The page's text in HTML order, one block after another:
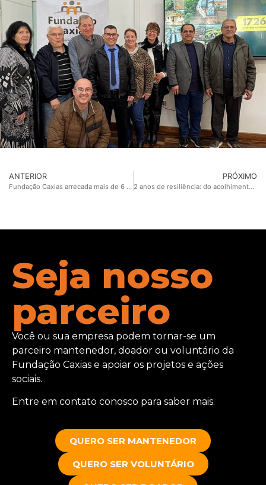
ANTERIOR
Fundação Caxias arrecada mais de 6 mil materiais escolares em sua 1ª Campanha do Material Escolar
PRÓXIMO
2 anos de resiliência: do acolhimento à reconstrução
Seja nosso
parceiro
Você ou sua empresa podem tornar-se um
parceiro mantenedor, doador ou voluntário da
Fundação Caxias e apoiar os projetos e ações
sociais.
Entre em contato conosco para saber mais.
QUERO SER MANTENEDOR
QUERO SER VOLUNTÁRIO